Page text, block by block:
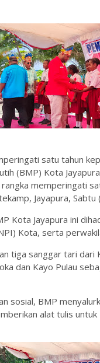
satu tahun
(BMP) Kota
memperingati
Jayapura,
Kota Jayapura ini
Kota, serta
tiga sanggar tari
dan Kayo Pulau
sosial, BMP
alat tulis